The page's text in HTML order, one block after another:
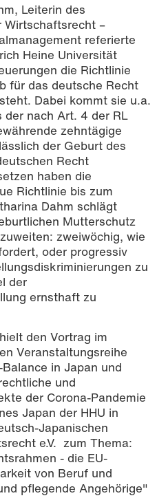
Leiterin des
Wirtschaftsrecht –
referierte
Heine Universität
die Richtlinie
für das deutsche Recht
Dabei kommt sie u.a.
der nach Art. 4 der RL
zehntägige
der Geburt des
Recht
haben die
Richtlinie bis zum
Dahm schlägt
Mutterschutz
zweiwöchig, wie
oder progressiv
zu
der
ernsthaft zu
den Vortrag im
Veranstaltungsreihe
in Japan und
und
der Corona-Pandemie
Japan der HHU in
Japanischen
e.V. zum Thema:
- die EU-
von Beruf und
pflegende Angehörige"